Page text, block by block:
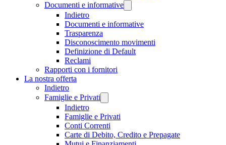
Documenti e informative
Indietro
Documenti e informative
Trasparenza
Disconoscimento movimenti
Definizione di Default
Reclami
Rapporti con i fornitori
La nostra offerta
Indietro
Famiglie e Privati
Indietro
Famiglie e Privati
Conti Correnti
Carte di Debito, Credito e Prepagate